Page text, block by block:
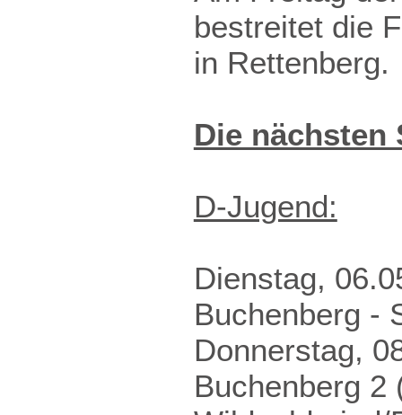
bestreitet die
in Rettenberg.
Die nächsten
D-Jugend:
Dienstag,
Buchenberg -
Donnerstag,
Buchenberg 2